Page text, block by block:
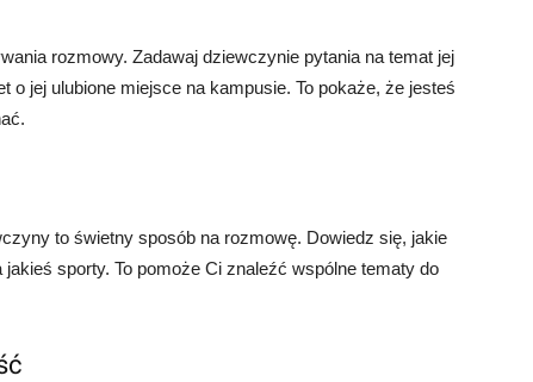
rozmowy. Zadawaj dziewczynie pytania na temat jej
o jej ulubione miejsce na kampusie. To pokaże, że jesteś
to świetny sposób na rozmowę. Dowiedz się, jakie
sporty. To pomoże Ci znaleźć wspólne tematy do